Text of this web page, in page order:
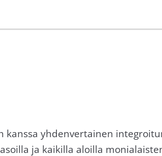
kanssa yhdenvertainen
ja kaikilla aloilla